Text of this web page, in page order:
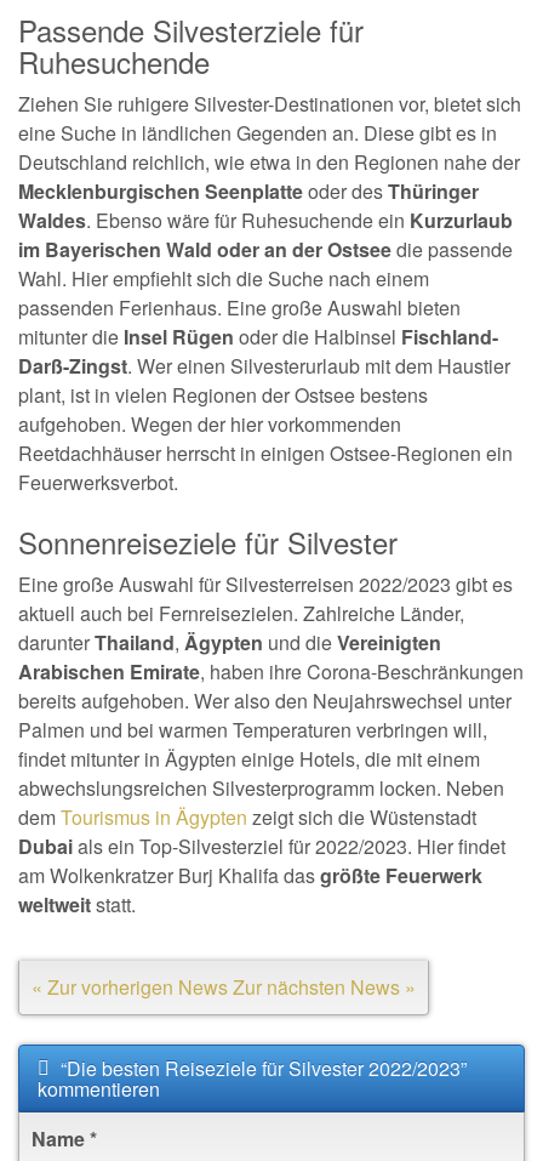
Passende Silvesterziele für
Ruhesuchende
Ziehen Sie ruhigere Silvester-Destinationen vor, bietet sich
eine Suche in ländlichen Gegenden an. Diese gibt es in
Deutschland reichlich, wie etwa in den Regionen nahe der
Mecklenburgischen Seenplatteoder desThüringer
Waldes. Ebenso wäre für Ruhesuchende ein Kurzurlaub
im Bayerischen Wald oder an der Ostseedie passende
Wahl. Hier empfiehlt sich die Suche nach einem
passenden Ferienhaus. Eine große Auswahl bieten
mitunter die Insel Rügen oder die Halbinsel Fischland-
Darß-Zingst. Wer einen Silvesterurlaub mit dem Haustier
plant, ist in vielen Regionen der Ostsee bestens
aufgehoben. Wegen der hier vorkommenden
Reetdachhäuser herrscht in einigen Ostsee-Regionen ein
Feuerwerksverbot.
Sonnenreiseziele für Silvester
Eine große Auswahl für Silvesterreisen 2022/2023 gibt es
aktuell auch bei Fernreisezielen. Zahlreiche Länder,
darunterThailand, Ägypten und dieVereinigten
Arabischen Emirate, haben ihre Corona-Beschränkungen
bereits aufgehoben. Wer also den Neujahrswechsel unter
Palmen und bei warmen Temperaturen verbringen will,
findet mitunter in Ägypten einige Hotels, die mit einem
abwechslungsreichen Silvesterprogramm locken. Neben
demTourismus in Ägypten zeigt sich die Wüstenstadt
Dubaials ein Top-Silvesterziel für 2022/2023. Hier findet
am Wolkenkratzer Burj Khalifa dasgrößte Feuerwerk
weltweitstatt.
« Zur vorherigen NewsZur nächsten News »
“Die besten Reiseziele für Silvester 2022/2023”
kommentieren
Name*